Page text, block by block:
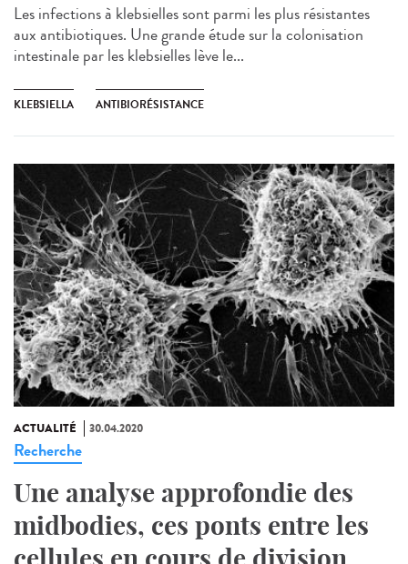
Les infections à klebsielles sont parmi les plus résistantes
aux antibiotiques. Une grande étude sur la colonisation
intestinale par les klebsielles lève le...
KLEBSIELLA ANTIBIORÉSISTANCE
ACTUALITÉ 30.04.2020
Recherche
Une analyse approfondie des
midbodies, ces ponts entre les